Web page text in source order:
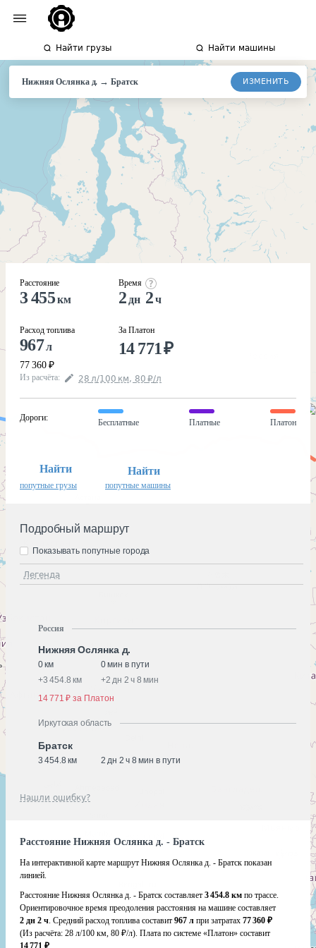
Найти грузы Найти машины
Нижняя Ослянка д. →Братск ИЗМЕНИТЬ
Расстояние
3 455км
Расход топлива
967л
77 360 ₽
Время
2 дн 2 ч
За Платон
14 771₽
Из расчёта: 28 л/100 км, 80 ₽/л
Дороги:
Бесплатные Платные Платон
Найти
попутные грузы
Найти
попутные машины
Подробный маршрут
Легенда
Показывать попутные города
Россия
Нижняя Ослянка д.
0 км
0 мин в пути
+3 454.8 км +2 дн 2 ч 8 мин
14 771 ₽ за Платон
Иркутская область
Братск
3 454.8 км 2 дн 2 ч 8 мин в пути
Нашли ошибку?
Расстояние Нижняя Ослянка д. - Братск
На интерактивной карте маршрут Нижняя Ослянка д. - Братск показан
линией.
Расстояние Нижняя Ослянка д. - Братск составляет 3 454.8 км по трассе.
Ориентировочное время преодоления расстояния на машине составляет
2 дн 2 ч. Средний расход топлива составит 967 л при затратах 77 360 ₽
(Из расчёта: 28 л/100 км, 80 ₽/л). Плата по системе «Платон» составит
14 771 ₽